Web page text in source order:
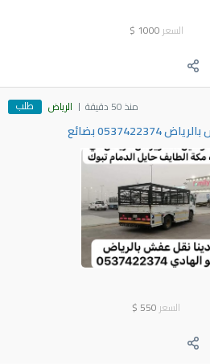
السعر 1000
$
منذ 50 دقيقة الرياض طلب
بضائع
السعر 550
$